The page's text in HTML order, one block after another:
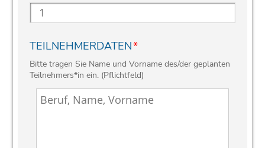
TEILNEHMERDATEN*
Bitte tragen Sie Name und Vorname des/der geplanten
Teilnehmers*in ein. (Pflichtfeld)